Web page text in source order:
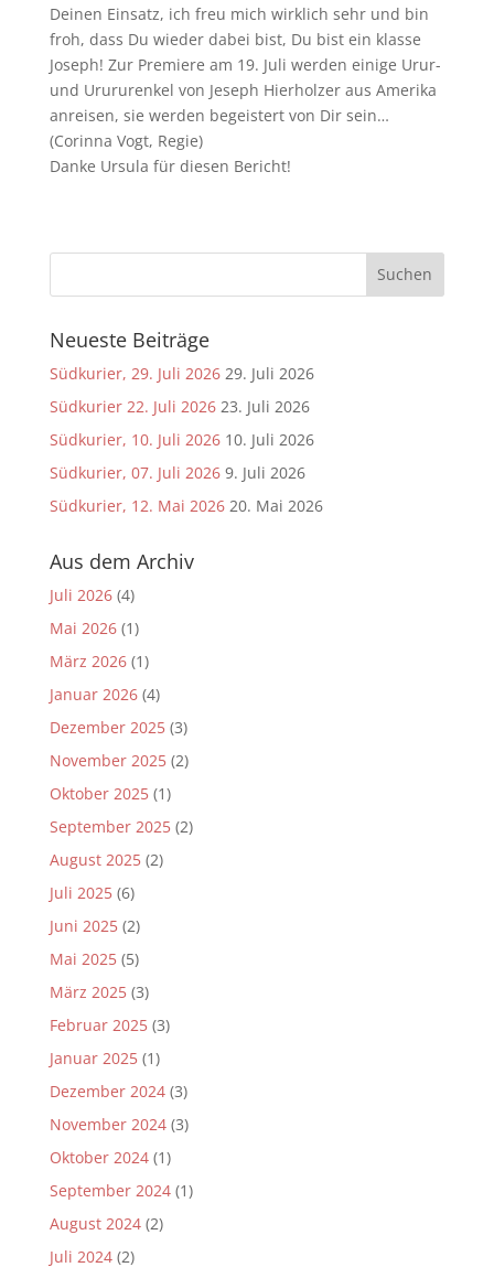
Deinen Einsatz, ich freu mich wirklich sehr und bin
froh, dass Du wieder dabei bist, Du bist ein klasse
Joseph! Zur Premiere am 19. Juli werden einige Urur-
und Urururenkel von Jeseph Hierholzer aus Amerika
anreisen, sie werden begeistert von Dir sein…
(Corinna Vogt, Regie)
Danke Ursula für diesen Bericht!
Neueste Beiträge
Südkurier, 29. Juli 2026 29. Juli 2026
Südkurier 22. Juli 2026 23. Juli 2026
Südkurier, 10. Juli 2026 10. Juli 2026
Südkurier, 07. Juli 2026 9. Juli 2026
Südkurier, 12. Mai 2026 20. Mai 2026
Aus dem Archiv
Juli 2026(4)
Mai 2026(1)
März 2026(1)
Januar 2026(4)
Dezember 2025(3)
November 2025(2)
Oktober 2025(1)
September 2025(2)
August 2025(2)
Juli 2025(6)
Juni 2025(2)
Mai 2025(5)
März 2025(3)
Februar 2025(3)
Januar 2025(1)
Dezember 2024(3)
November 2024(3)
Oktober 2024(1)
September 2024(1)
August 2024(2)
Juli 2024(2)